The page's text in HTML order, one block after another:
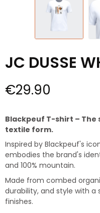
JC DUSSE
€29.90
Blackpeuf T-shirt –
textile form.
Inspired by Blackpeuf's
embodies the brand's
and 100% mountain.
Made from combed
durability, and style with
finishes.